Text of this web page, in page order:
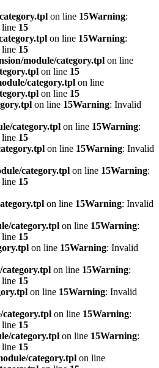
on line 15Warning:
line 15
on line 15Warning:
line 15
module/category.tpl on line
on line 15
category.tpl on line
on line 15
on line 15Warning: Invalid
category.tpl on line 15Warning:
line 15
on line 15Warning: Invalid
category.tpl on line 15Warning:
line 15
on line 15Warning: Invalid
category.tpl on line 15Warning:
line 15
on line 15Warning: Invalid
category.tpl on line 15Warning:
line 15
on line 15Warning: Invalid
category.tpl on line 15Warning:
line 15
category.tpl on line 15Warning:
line 15
category.tpl on line